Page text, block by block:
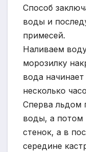
Способ
воды и
примесей.
Наливаем
морозилку
вода начинает
несколько
Сперва льдом
воды, а потом
стенок, а в
середине